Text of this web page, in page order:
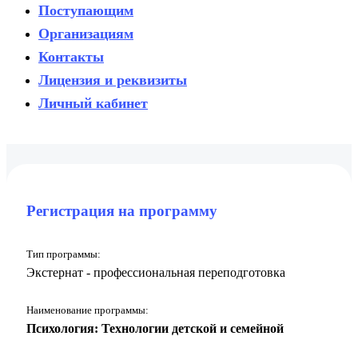
Поступающим
Организациям
Контакты
Лицензия и реквизиты
Личный кабинет
Регистрация на программу
Тип программы:
Экстернат - профессиональная переподготовка
Наименование программы:
Психология: Технологии детской и семейной